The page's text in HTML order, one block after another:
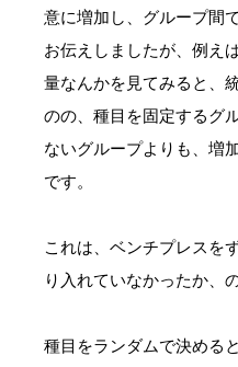
意に増加し、グループ間
お伝えしましたが、例え
量なんかを見てみると、
のの、種目を固定するグ
ないグループよりも、増
です。
これは、ベンチプレスを
り入れていなかったか、
種目をランダムで決める